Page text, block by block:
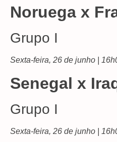
Noruega x
Grupo I
Sexta-feira, 26 de junho |
Senegal x
Grupo I
Sexta-feira, 26 de junho |